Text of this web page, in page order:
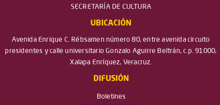
SECRETARÍA DE CULTURA
UBICACIÓN
Avenida Enrique C. Rébsamen número 80, entre avenida circuito
presidentes y calle universitario Gonzalo Aguirre Beltrán, c.p. 91000,
Xalapa Enríquez, Veracruz.
DIFUSIÓN
Boletines